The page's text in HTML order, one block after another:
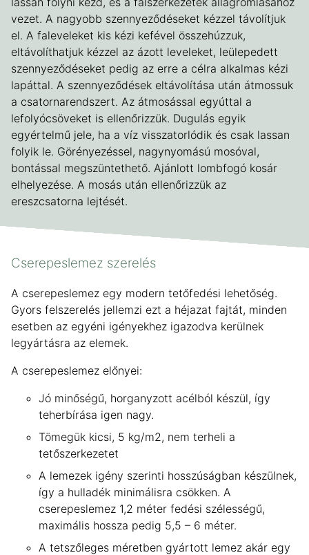
vezet. A nagyobb szennyeződéseket kézzel távolítjuk
el. A faleveleket kis kézi kefével összehúzzuk,
eltávolíthatjuk kézzel az ázott leveleket, leülepedett
szennyeződéseket pedig az erre a célra alkalmas kézi
lapáttal. A szennyeződések eltávolítása után átmossuk
a csatornarendszert. Az átmosással egyúttal a
lefolyócsöveket is ellenőrizzük. Dugulás egyik
egyértelmű jele, ha a víz visszatorlódik és csak lassan
folyik le. Görényezéssel, nagynyomású mosóval,
bontással megszüntethető. Ajánlott lombfogó kosár
elhelyezése. A mosás után ellenőrizzük az
ereszcsatorna lejtését.
Cserepeslemez szerelés
A cserepeslemez egy modern tetőfedési lehetőség.
Gyors felszerelés jellemzi ezt a héjazat fajtát, minden
esetben az egyéni igényekhez igazodva kerülnek
legyártásra az elemek.
A cserepeslemez előnyei:
Jó minőségű, horganyzott acélból készül, így
teherbírása igen nagy.
Tömegük kicsi, 5 kg/m2, nem terheli a
tetőszerkezetet
A lemezek igény szerinti hosszúságban készülnek,
így a hulladék minimálisra csökken. A
cserepeslemez 1,2 méter fedési szélességű,
maximális hossza pedig 5,5 – 6 méter.
A tetszőleges méretben gyártott lemez akár egy